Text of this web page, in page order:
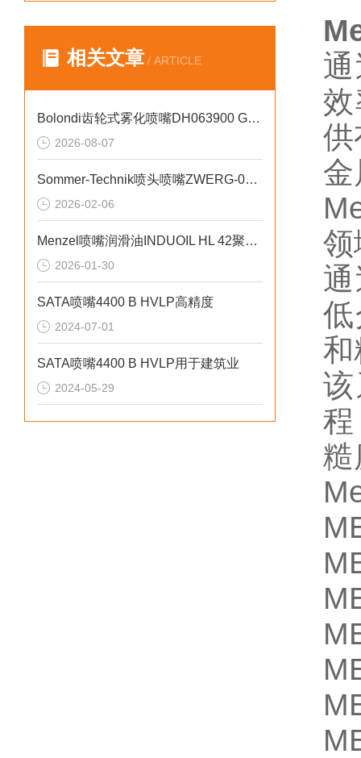
相关文章 / ARTICLE
Bolondi齿轮式雾化喷嘴DH063900 GEAR强抗堵塞性能
2026-08-07
Sommer-Technik喷头喷嘴ZWERG-01技术说明
2026-02-06
Menzel喷嘴润滑油INDUOIL HL 42聚焦精密部件的润滑
2026-01-30
SATA喷嘴4400 B HVLP高精度
2024-07-01
SATA喷嘴4400 B HVLP用于建筑业
2024-05-29
供
领
和
糙